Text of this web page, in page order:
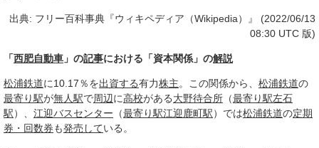
出典: フリー百科事典『ウィキペディア（Wikipedia）』 (2022/06/13
08:30 UTC 版)
「西肥自動車 」の記事における「資本関係」の解説
松浦鉄道に10.17％を出資する有力株主。この関係から、 松浦鉄道の
最寄り駅が無人駅で周辺 に高校がある大野待合所 （最寄り駅左石
駅）、 江迎バスセンター （最寄り駅江迎鹿町駅）では松浦鉄道の定期
券・回数券も発売している。